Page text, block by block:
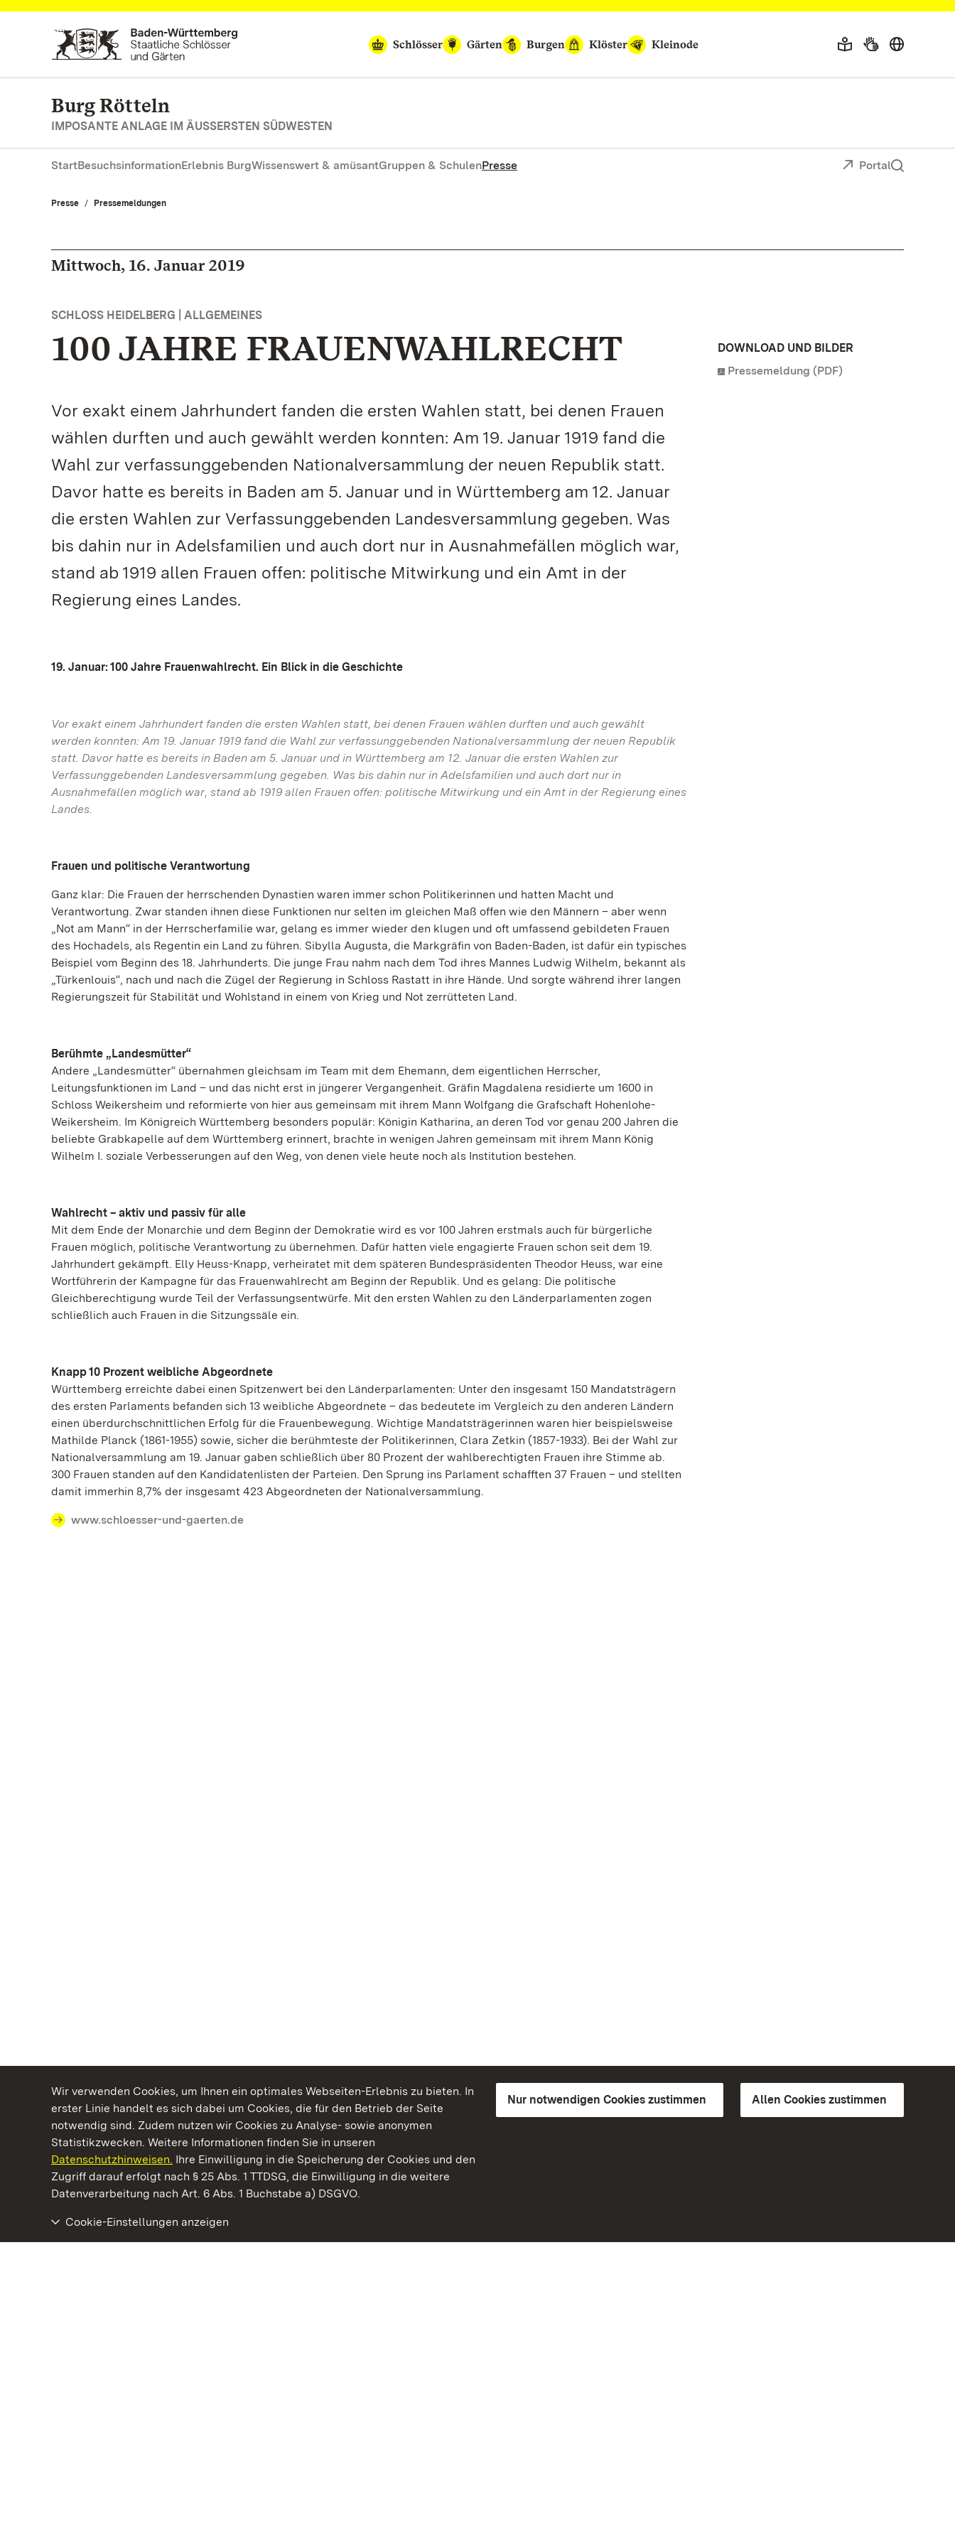
Wir verwenden Cookies, um Ihnen ein optimales Webseiten-Erlebnis zu bieten. In
erster Linie handelt es sich dabei um Cookies, die für den Betrieb der Seite
notwendig sind. Zudem nutzen wir Cookies zu Analyse- sowie anonymen
Statistikzwecken. Weitere Informationen finden Sie in unseren
Datenschutzhinweisen. Ihre Einwilligung in die Speicherung der Cookies und den
Zugriff darauf erfolgt nach § 25 Abs. 1 TTDSG, die Einwilligung in die weitere
Datenverarbeitung nach Art. 6 Abs. 1 Buchstabe a) DSGVO.
Nur notwendigen Cookies zustimmen Allen Cookies zustimmen
Cookie-Einstellungen anzeigen
Zum Hauptinhalt springen
Schlösser
Gärten Burgen Klöster Kleinode
Burg Rötteln
IMPOSANTE ANLAGE IM ÄUSSERSTEN SÜDWESTEN
StartBesuchsinformationErlebnis BurgWissenswert & amüsantGruppen & SchulenPresse Portal
Presse Pressemeldungen
Mittwoch, 16. Januar 2019
SCHLOSS HEIDELBERG | ALLGEMEINES
100 JAHRE FRAUENWAHLRECHT
Vor exakt einem Jahrhundert fanden die ersten Wahlen statt, bei denen Frauen
wählen durften und auch gewählt werden konnten: Am 19. Januar 1919 fand die
Wahl zur verfassunggebenden Nationalversammlung der neuen Republik statt.
Davor hatte es bereits in Baden am 5. Januar und in Württemberg am 12. Januar
die ersten Wahlen zur Verfassunggebenden Landesversammlung gegeben. Was
bis dahin nur in Adelsfamilien und auch dort nur in Ausnahmefällen möglich war,
stand ab 1919 allen Frauen offen: politische Mitwirkung und ein Amt in der
Regierung eines Landes.
19. Januar: 100 Jahre Frauenwahlrecht. Ein Blick in die Geschichte
Vor exakt einem Jahrhundert fanden die ersten Wahlen statt, bei denen Frauen wählen durften und auch gewählt
werden konnten: Am 19. Januar 1919 fand die Wahl zur verfassunggebenden Nationalversammlung der neuen Republik
statt. Davor hatte es bereits in Baden am 5. Januar und in Württemberg am 12. Januar die ersten Wahlen zur
Verfassunggebenden Landesversammlung gegeben. Was bis dahin nur in Adelsfamilien und auch dort nur in
Ausnahmefällen möglich war, stand ab 1919 allen Frauen offen: politische Mitwirkung und ein Amt in der Regierung eines
Landes.
Frauen und politische Verantwortung
Ganz klar: Die Frauen der herrschenden Dynastien waren immer schon Politikerinnen und hatten Macht und
Verantwortung. Zwar standen ihnen diese Funktionen nur selten im gleichen Maß offen wie den Männern – aber wenn
„Not am Mann“ in der Herrscherfamilie war, gelang es immer wieder den klugen und oft umfassend gebildeten Frauen
des Hochadels, als Regentin ein Land zu führen. Sibylla Augusta, die Markgräfin von Baden-Baden, ist dafür ein typisches
Beispiel vom Beginn des 18. Jahrhunderts. Die junge Frau nahm nach dem Tod ihres Mannes Ludwig Wilhelm, bekannt als
„Türkenlouis“, nach und nach die Zügel der Regierung in Schloss Rastatt in ihre Hände. Und sorgte während ihrer langen
Regierungszeit für Stabilität und Wohlstand in einem von Krieg und Not zerrütteten Land.
Berühmte „Landesmütter“
Andere „Landesmütter“ übernahmen gleichsam im Team mit dem Ehemann, dem eigentlichen Herrscher,
Leitungsfunktionen im Land – und das nicht erst in jüngerer Vergangenheit. Gräfin Magdalena residierte um 1600 in
Schloss Weikersheim und reformierte von hier aus gemeinsam mit ihrem Mann Wolfgang die Grafschaft Hohenlohe-
Weikersheim. Im Königreich Württemberg besonders populär: Königin Katharina, an deren Tod vor genau 200 Jahren die
beliebte Grabkapelle auf dem Württemberg erinnert, brachte in wenigen Jahren gemeinsam mit ihrem Mann König
Wilhelm I. soziale Verbesserungen auf den Weg, von denen viele heute noch als Institution bestehen.
Wahlrecht – aktiv und passiv für alle
Mit dem Ende der Monarchie und dem Beginn der Demokratie wird es vor 100 Jahren erstmals auch für bürgerliche
Frauen möglich, politische Verantwortung zu übernehmen. Dafür hatten viele engagierte Frauen schon seit dem 19.
Jahrhundert gekämpft. Elly Heuss-Knapp, verheiratet mit dem späteren Bundespräsidenten Theodor Heuss, war eine
Wortführerin der Kampagne für das Frauenwahlrecht am Beginn der Republik. Und es gelang: Die politische
Gleichberechtigung wurde Teil der Verfassungsentwürfe. Mit den ersten Wahlen zu den Länderparlamenten zogen
schließlich auch Frauen in die Sitzungssäle ein.
Knapp 10 Prozent weibliche Abgeordnete
Württemberg erreichte dabei einen Spitzenwert bei den Länderparlamenten: Unter den insgesamt 150 Mandatsträgern
des ersten Parlaments befanden sich 13 weibliche Abgeordnete – das bedeutete im Vergleich zu den anderen Ländern
einen überdurchschnittlichen Erfolg für die Frauenbewegung. Wichtige Mandatsträgerinnen waren hier beispielsweise
Mathilde Planck (1861-1955) sowie, sicher die berühmteste der Politikerinnen, Clara Zetkin (1857-1933). Bei der Wahl zur
Nationalversammlung am 19. Januar gaben schließlich über 80 Prozent der wahlberechtigten Frauen ihre Stimme ab.
300 Frauen standen auf den Kandidatenlisten der Parteien. Den Sprung ins Parlament schafften 37 Frauen – und stellten
damit immerhin 8,7% der insgesamt 423 Abgeordneten der Nationalversammlung.
www.schloesser-und-gaerten.de
DOWNLOAD UND BILDER
Pressemeldung (PDF)
Kommen. Staunen. Genießen.